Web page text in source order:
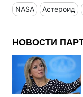
NASA Астероид